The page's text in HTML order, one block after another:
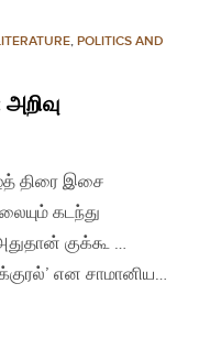
, POLITICS AND
திரை இசை
கடந்து
குக்கூ …
என சாமானிய…